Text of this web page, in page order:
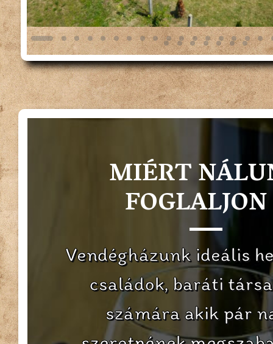
MIÉRT
Vendégházunk ideális
családok, baráti
számára akik pár